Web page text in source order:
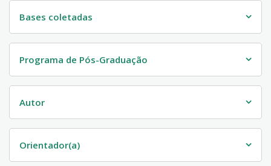
Bases coletadas
Programa de Pós-Graduação
Autor
Orientador(a)